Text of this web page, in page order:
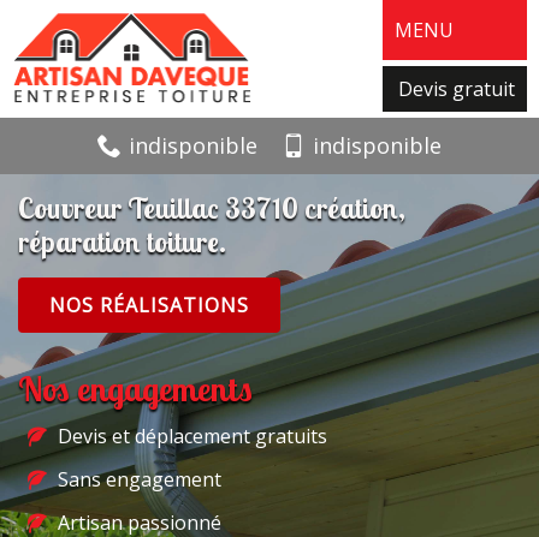
MENU
Devis gratuit
indisponible indisponible
Couvreur Teuillac 33710 création,
réparation toiture.
NOS RÉALISATIONS
Nos engagements
Devis et déplacement gratuits
Sans engagement
Artisan passionné